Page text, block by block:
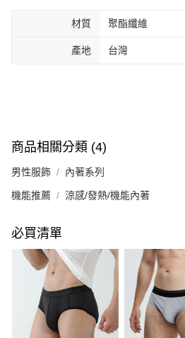
材質 聚酯纖維
產地 台灣
商品相關分類 (4)
男性服飾 內著系列
機能推薦 涼感/發熱/機能內著
必買清單